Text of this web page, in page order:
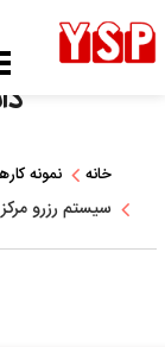
سیستم
خانه نمونه
سیستم رزرو